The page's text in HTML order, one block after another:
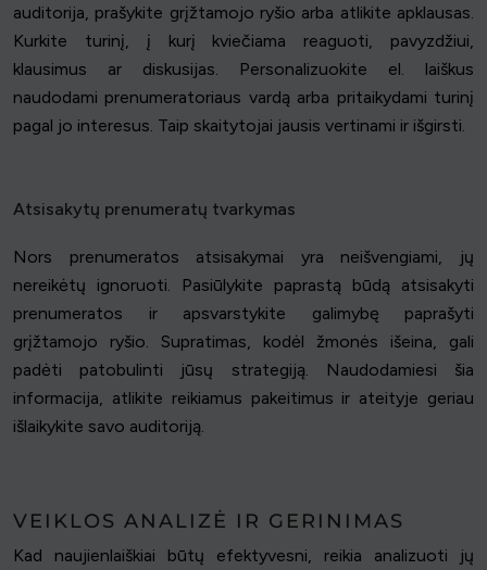
auditorija, prašykite grįžtamojo ryšio arba atlikite apklausas.
Kurkite turinį, į kurį kviečiama reaguoti, pavyzdžiui,
klausimus ar diskusijas. Personalizuokite el. laiškus
naudodami prenumeratoriaus vardą arba pritaikydami turinį
pagal jo interesus. Taip skaitytojai jausis vertinami ir išgirsti.
Atsisakytų prenumeratų tvarkymas
Nors prenumeratos atsisakymai yra neišvengiami, jų
nereikėtų ignoruoti. Pasiūlykite paprastą būdą atsisakyti
prenumeratos ir apsvarstykite galimybę paprašyti
grįžtamojo ryšio. Supratimas, kodėl žmonės išeina, gali
padėti patobulinti jūsų strategiją. Naudodamiesi šia
informacija, atlikite reikiamus pakeitimus ir ateityje geriau
išlaikykite savo auditoriją.
VEIKLOS ANALIZĖ IR GERINIMAS
Kad naujienlaiškiai būtų efektyvesni, reikia analizuoti jų